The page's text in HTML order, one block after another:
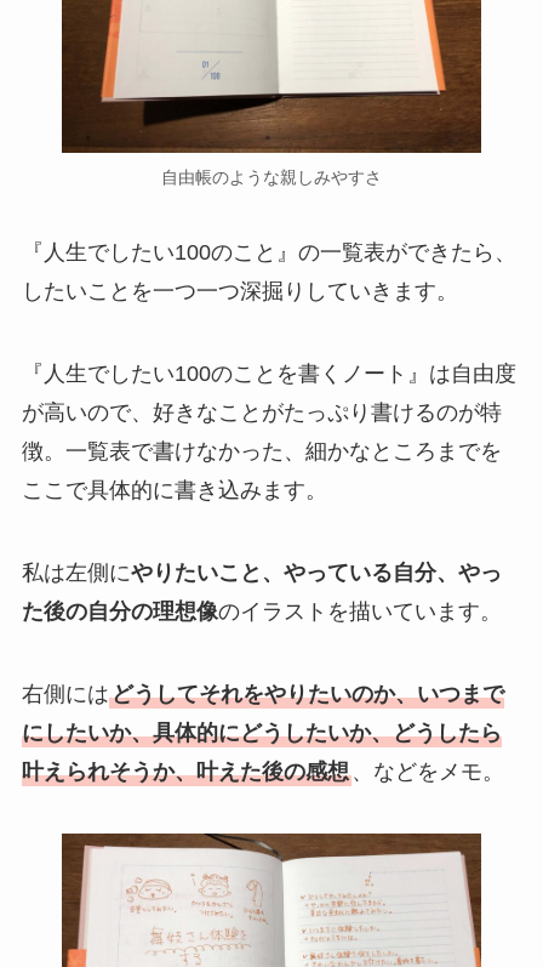
自由帳のような親しみやすさ
『人生でしたい100のこと』の一覧表ができたら、
したいことを一つ一つ深掘りしていきます。
『人生でしたい100のことを書くノート』は自由度
が高いので、好きなことがたっぷり書けるのが特
徴。一覧表で書けなかった、細かなところまでを
ここで具体的に書き込みます。
私は左側にやりたいこと、やっている自分、やっ
た後の自分の理想像のイラストを描いています。
右側にはどうしてそれをやりたいのか、いつまで
にしたいか、具体的にどうしたいか、どうしたら
叶えられそうか、叶えた後の感想、などをメモ。